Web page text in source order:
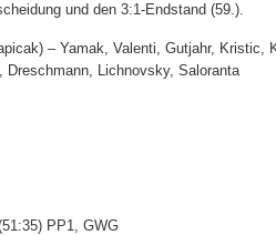
und den 3:1-Endstand (59.).
– Yamak, Valenti, Gutjahr,
Dreschmann, Lichnovsky, Saloranta
PP1, GWG